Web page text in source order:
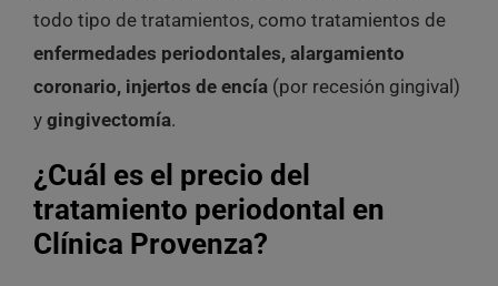
todo tipo de tratamientos, como tratamientos de
enfermedades periodontales, alargamiento
coronario, injertos de encía (por recesión gingival)
y gingivectomía.
¿Cuál es el precio del
tratamiento periodontal en
Clínica Provenza?